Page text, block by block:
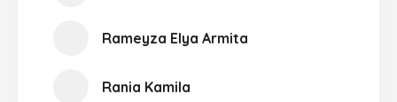
Rameyza Elya Armita
Rania Kamila